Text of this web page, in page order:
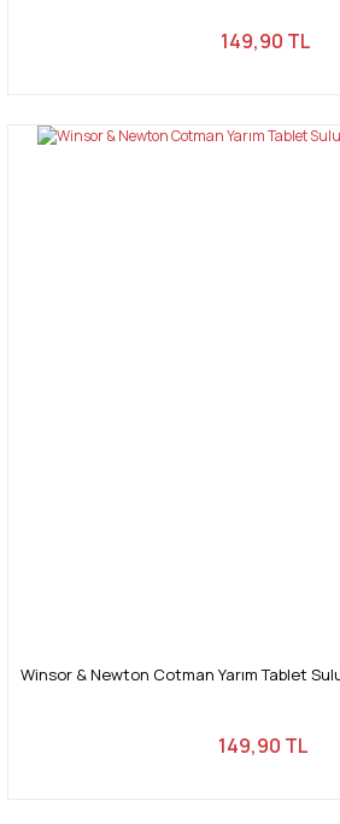
149,90 TL
Winsor & Newton Cotman Yarım Tablet
149,90 TL